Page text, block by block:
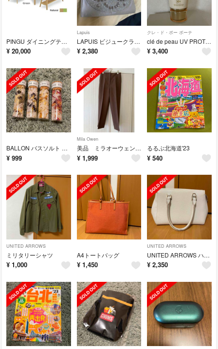
PINGU ダイニングテーブルセット ※直接お引き取りのみ
¥ 20,000
Lapuis
LAPUIS ビジュークラッチバッグ
¥ 2,380
クレ・ド・ポー ボーテ
clé de peau UV PROTECTIVE CREAM 50g
¥ 3,400
BALLON バスソルト 4本セット
¥ 999
Mila Owen
美品 ミラオーウェン Mila Owen テーパードパンツ
¥ 1,999
るるぶ北海道'23
¥ 540
UNITED ARROWS
ミリタリーシャツ
¥ 1,000
A4トートバッグ
¥ 1,450
UNITED ARROWS
UNITED ARROWS ハンドバッグ
¥ 2,350